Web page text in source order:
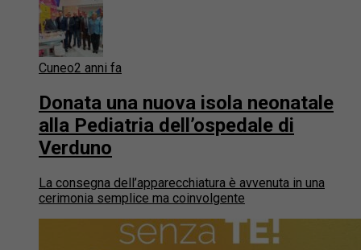
Cuneo2 anni fa
Donata una nuova isola neonatale
alla Pediatria dell’ospedale di
Verduno
La consegna dell’apparecchiatura è avvenuta in una
cerimonia semplice ma coinvolgente